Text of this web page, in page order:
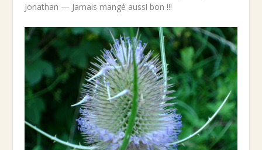
Jonathan — Jamais mangé aussi bon !!!